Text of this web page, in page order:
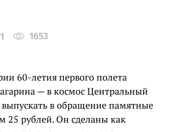
1 1653
60-летия первого полета
— в космос Центральный
в обращение памятные
рублей. Он сделаны как